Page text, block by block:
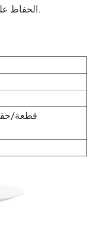
الحفاظ على معايير عالية من الجودة والتطبيق العملي.